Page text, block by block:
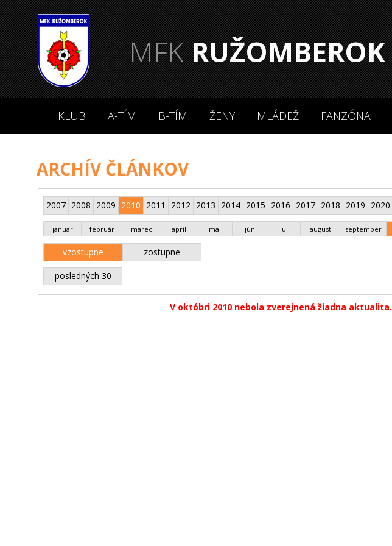
MFKRUŽOMBEROK
KLUB A-TÍM B-TÍM ŽENY MLÁDEŽ FANZÓNA
ARCHÍV ČLÁNKOV
2007 2008 2009 2010 2011 2012 2013 2014 2015 2016 2017 2018 2019 2020
január február marec apríl máj jún júl august september
vzostupne zostupne
posledných 30
V októbri 2010 nebola zverejnená žiadna aktualita.